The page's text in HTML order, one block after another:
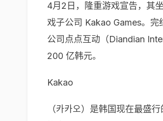
4月2日，隆重游戏宣告，其
戏子公司 Kakao Games。
公司点点互动（Diandian
200 亿韩元。
Kakao
（카카오）是韩国现在最盛